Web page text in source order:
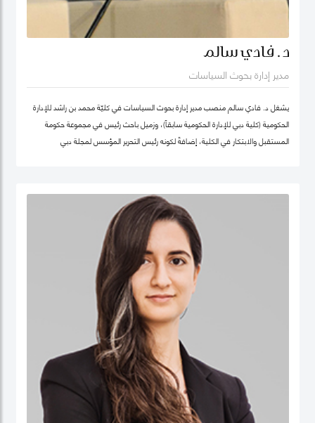
د. فادي سالم
مدير إدارة بحوث السياسات
يشغل د. فادي سالم منصب مدير إدارة بحوث السياسات في كليّة محمد بن راشد للإدارة
الحكومية (كلية دبي للإدارة الحكومية سابقاً)، وزميل باحث رئيس في مجموعة حكومة
المستقبل والابتكار في الكلية، إضافةً لكونه رئيس التحرير المؤسس لمجلة دبي
كليّة "لي كوان يو" للسياسة العامّة، جامعة سنغافورة الوطنية. حصل فادي على شهادة
الدكتوراه في السياسات العامة في تخصص الحوكمة الرقمية من جامعة أكسفورد العريقة
وشهادة الماجيستير في إدارة أنظمة المعلومات من كلية لندن للعلوم الاقتصادية
والسياسية، إضافة لشهادة البكالوريوس في هندسة الكمبيوتر من جامعة حلب. يعتبر د.
فادي سالم أحد أهم المفكرين والمتخصصين عالمياً في مجالات الحكومة الرقمية
ومستقبل العمل الحكومي وسياسات البيانات، حيث تشمل مجالات تخصّصه الحوكمة
الرقمية والسياسات التكنولوجية وإدارة منظومة البيانات الحكومية وحوكمة الذكاء
الاصطناعي، حيث يعتبر على مدى العقدين السابقين أحد أهم الباحثين تأثيراً في هذه
المجالات عالمياً، وقد اختير كواحد من أهم 100 شخصية مؤثرة في مجال الحكومة الرقمية
عالمياً (Apolitical). وهو عضو في عديد من مجالس الإدارة والأمناء في هذه المجالات مثل
المجلس الاستشاري لأخلاقيات الذكاء الاصطناعي لـهيئة دبي الرقمية وعضو مجموعة
عمل خبراء حوكمة آثار الذكاء الاصطناعي التابع لمنظمة ISO، وعضو المجلس العالمي
لأهداف التنمية المستدامة التابع للقمة العالمية للحكومات، وعضو مجلس أمناء جمعية
الحكومة الرقمية، الجمعية الرائدة عالمياً في مجال البحث العلمي في مجالات الحوكمة